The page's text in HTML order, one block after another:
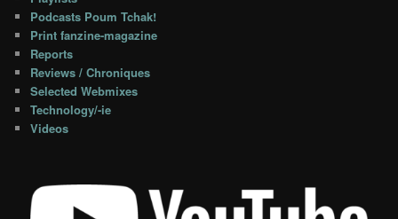
Podcasts Poum Tchak!
Print fanzine-magazine
Reports
Reviews / Chroniques
Selected Webmixes
Technology/-ie
Videos